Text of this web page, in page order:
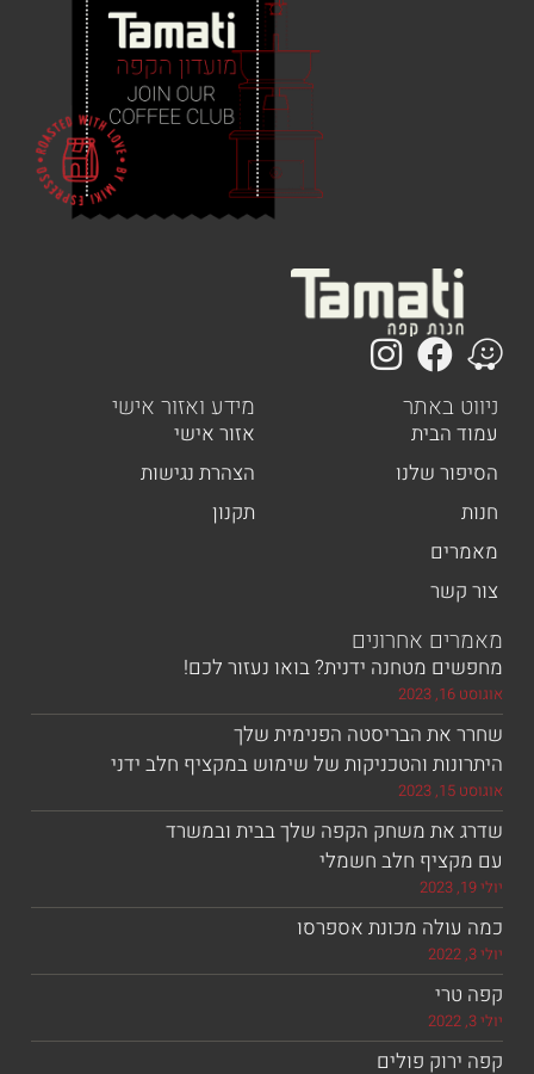
באתר
שלנו
מידע ואזור אישי
אזור אישי
הצהרת נגישות
אחרונים
מטחנה ידנית? בואו נעזור לכם!
הבריסטה הפנימית שלך
והטכניקות של שימוש במקציף חלב ידני
משחק הקפה שלך בבית ובמשרד
חלב חשמלי
מכונת אספרסו
פולים